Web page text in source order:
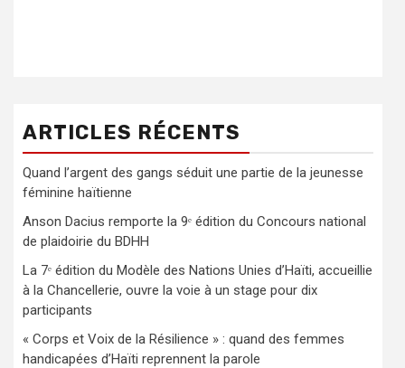
ARTICLES RÉCENTS
Quand l’argent des gangs séduit une partie de la jeunesse
féminine haïtienne
Anson Dacius remporte la 9ᵉ édition du Concours national
de plaidoirie du BDHH
La 7ᵉ édition du Modèle des Nations Unies d’Haïti, accueillie
à la Chancellerie, ouvre la voie à un stage pour dix
participants
« Corps et Voix de la Résilience » : quand des femmes
handicapées d’Haïti reprennent la parole